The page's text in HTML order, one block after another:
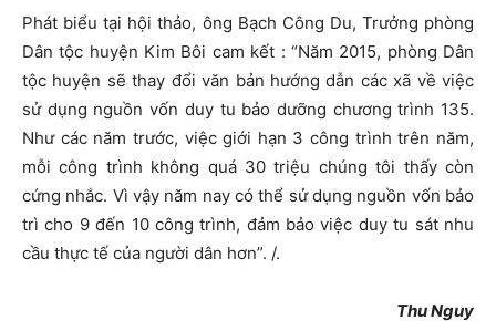
Phát biểu tại hội thảo, ông Bạch Công Du, Trưởng phòng
Dân tộc huyện Kim Bôi cam kết : “Năm 2015, phòng Dân
tộc huyện sẽ thay đổi văn bản hướng dẫn các xã về việc
sử dụng nguồn vốn duy tu bảo dưỡng chương trình 135.
Như các năm trước, việc giới hạn 3 công trình trên năm,
mỗi công trình không quá 30 triệu chúng tôi thấy còn
cứng nhắc. Vì vậy năm nay có thể sử dụng nguồn vốn bảo
trì cho 9 đến 10 công trình, đảm bảo việc duy tu sát nhu
cầu thực tế của người dân hơn”. /.
Thu Nguy